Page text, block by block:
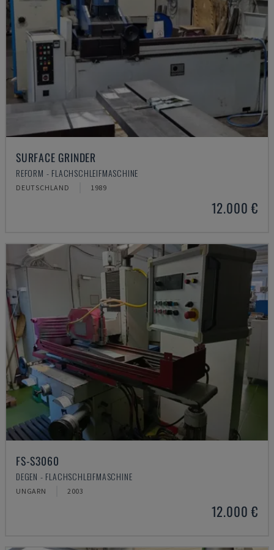
SURFACE GRINDER
REFORM - FLACHSCHLEIFMASCHINE
DEUTSCHLAND 1989
12.000 €
FS-S3060
DEGEN - FLACHSCHLEIFMASCHINE
UNGARN 2003
12.000 €